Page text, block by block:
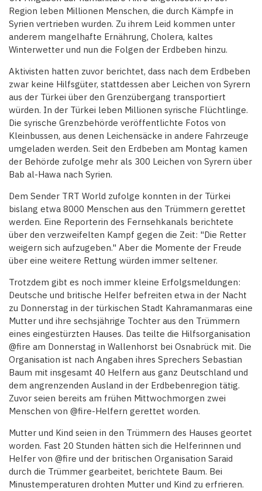
Region leben Millionen Menschen, die durch Kämpfe in
Syrien vertrieben wurden. Zu ihrem Leid kommen unter
anderem mangelhafte Ernährung, Cholera, kaltes
Winterwetter und nun die Folgen der Erdbeben hinzu.
Aktivisten hatten zuvor berichtet, dass nach dem Erdbeben
zwar keine Hilfsgüter, stattdessen aber Leichen von Syrern
aus der Türkei über den Grenzübergang transportiert
würden. In der Türkei leben Millionen syrische Flüchtlinge.
Die syrische Grenzbehörde veröffentlichte Fotos von
Kleinbussen, aus denen Leichensäcke in andere Fahrzeuge
umgeladen werden. Seit den Erdbeben am Montag kamen
der Behörde zufolge mehr als 300 Leichen von Syrern über
Bab al-Hawa nach Syrien.
Dem Sender TRT World zufolge konnten in der Türkei
bislang etwa 8000 Menschen aus den Trümmern gerettet
werden. Eine Reporterin des Fernsehkanals berichtete
über den verzweifelten Kampf gegen die Zeit: "Die Retter
weigern sich aufzugeben." Aber die Momente der Freude
über eine weitere Rettung würden immer seltener.
Trotzdem gibt es noch immer kleine Erfolgsmeldungen:
Deutsche und britische Helfer befreiten etwa in der Nacht
zu Donnerstag in der türkischen Stadt Kahramanmaras eine
Mutter und ihre sechsjährige Tochter aus den Trümmern
eines eingestürzten Hauses. Das teilte die Hilfsorganisation
@fire am Donnerstag in Wallenhorst bei Osnabrück mit. Die
Organisation ist nach Angaben ihres Sprechers Sebastian
Baum mit insgesamt 40 Helfern aus ganz Deutschland und
dem angrenzenden Ausland in der Erdbebenregion tätig.
Zuvor seien bereits am frühen Mittwochmorgen zwei
Menschen von @fire-Helfern gerettet worden.
Mutter und Kind seien in den Trümmern des Hauses geortet
worden. Fast 20 Stunden hätten sich die Helferinnen und
Helfer von @fire und der britischen Organisation Saraid
durch die Trümmer gearbeitet, berichtete Baum. Bei
Minustemperaturen drohten Mutter und Kind zu erfrieren.